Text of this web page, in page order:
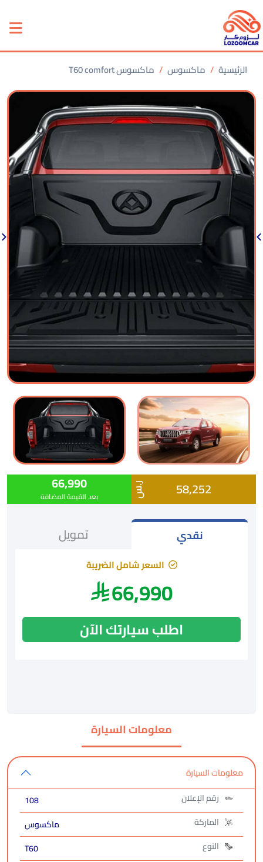
الرئيسية ماكسوس ماكسوس T60 comfort
58,252 ر.س 66,990
بعد القيمة المضافة
نقدي تمويل
السعر شامل الضريبة
66,990
اطلب سيارتك الآن
معلومات السيارة
معلومات السيارة
رقم الإعلان
108
الماركة
ماكسوس
النوع
T60